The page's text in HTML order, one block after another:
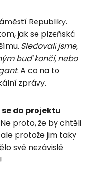
Republiky.
jak se plzeňská
Sledovali jsme,
buď končí, nebo
. A co na to
zprávy.
do projektu
proto, že by chtěli
protože jim taky
své nezávislé